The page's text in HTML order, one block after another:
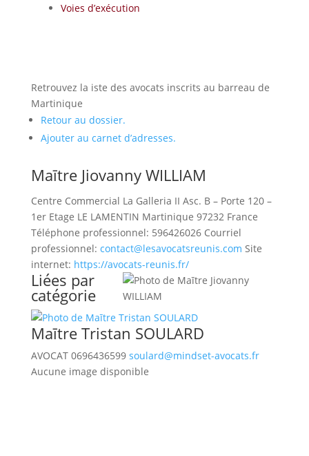
Voies d’exécution
Retrouvez la iste des avocats inscrits au barreau de
Martinique
Retour au dossier.
Ajouter au carnet d’adresses.
Maītre Jiovanny WILLIAM
Centre Commercial La Galleria II Asc. B – Porte 120 –
1er Etage LE LAMENTIN Martinique 97232 France
Téléphone professionnel: 596426026 Courriel
professionnel: contact@lesavocatsreunis.com Site
internet: https://avocats-reunis.fr/
Liées par
catégorie
Maītre Tristan SOULARD
AVOCAT 0696436599 soulard@mindset-avocats.fr
Aucune image disponible